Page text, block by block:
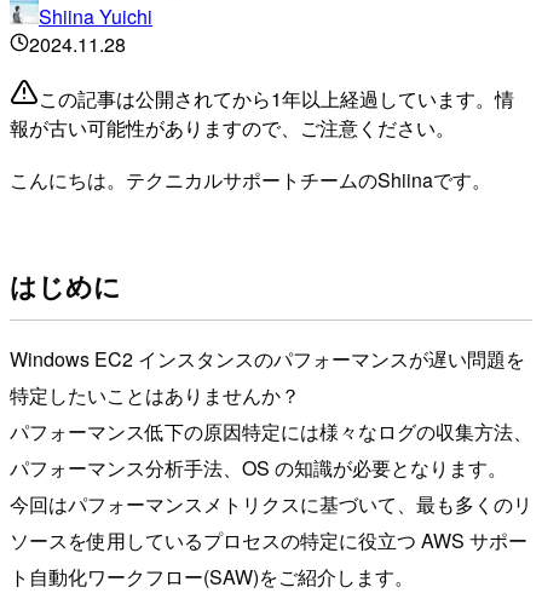
Shiina Yuichi
2024.11.28
この記事は公開されてから1年以上経過しています。情
報が古い可能性がありますので、ご注意ください。
こんにちは。テクニカルサポートチームのShiinaです。
はじめに
Windows EC2 インスタンスのパフォーマンスが遅い問題を
特定したいことはありませんか？
パフォーマンス低下の原因特定には様々なログの収集方法、
パフォーマンス分析手法、OS の知識が必要となります。
今回はパフォーマンスメトリクスに基づいて、最も多くのリ
ソースを使用しているプロセスの特定に役立つ AWS サポー
ト自動化ワークフロー(SAW)をご紹介します。